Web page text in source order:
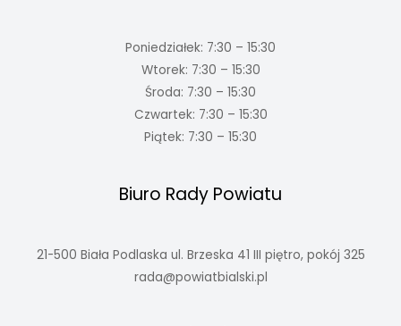
Poniedziałek: 7:30 – 15:30
Wtorek: 7:30 – 15:30
Środa: 7:30 – 15:30
Czwartek: 7:30 – 15:30
Piątek: 7:30 – 15:30
Biuro Rady Powiatu
21-500 Biała Podlaska ul. Brzeska 41 III piętro, pokój 325
rada@powiatbialski.pl